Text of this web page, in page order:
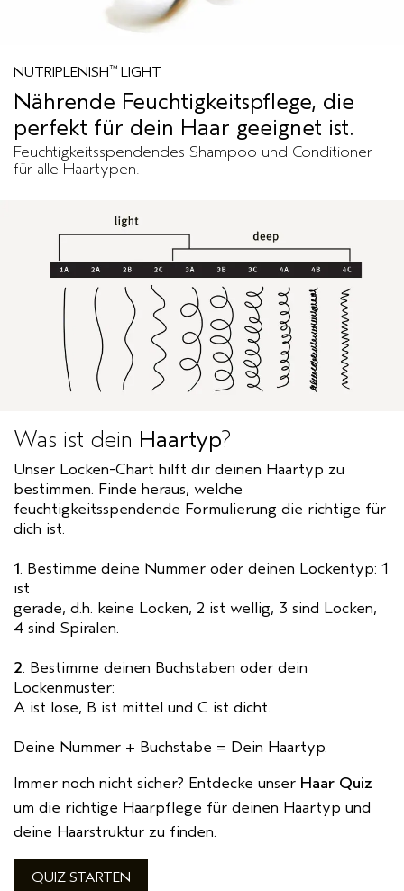
NUTRIPLENISH™ LIGHT
Nährende Feuchtigkeitspflege, die
perfekt für dein Haar geeignet ist.
Feuchtigkeitsspendendes Shampoo und Conditioner
für alle Haartypen.
Was ist dein Haartyp?
Unser Locken-Chart hilft dir deinen Haartyp zu
bestimmen. Finde heraus, welche
feuchtigkeitsspendende Formulierung die richtige für
dich ist.
1. Bestimme deine Nummer oder deinen Lockentyp: 1
ist
gerade, d.h. keine Locken, 2 ist wellig, 3 sind Locken,
4 sind Spiralen.
2. Bestimme deinen Buchstaben oder dein
Lockenmuster:
A ist lose, B ist mittel und C ist dicht.
Deine Nummer + Buchstabe = Dein Haartyp.
Immer noch nicht sicher? Entdecke unser Haar Quiz
um die richtige Haarpflege für deinen Haartyp und
deine Haarstruktur zu finden.
QUIZ STARTEN